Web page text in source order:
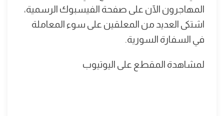
المهاجرون الآن على صفحة الفيسبوك الرسمية،
اشتكى العديد من المعلقين على سوء المعاملة
في السفارة السورية.
لمشاهدة المقطع على اليوتيوب